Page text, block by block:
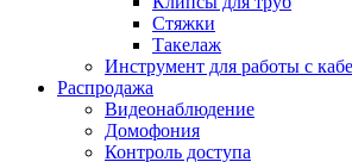
Стяжки
Такелаж
Инструмент для работы с
Распродажа
Видеонаблюдение
Домофония
Контроль доступа